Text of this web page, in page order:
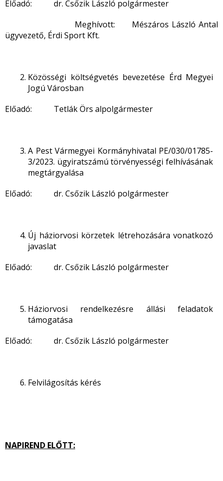
Előadó: dr. Csőzik László polgármester
Meghívott: Mészáros László Antal
ügyvezető, Érdi Sport Kft.
Közösségi költségvetés bevezetése Érd Megyei
Jogú Városban
Előadó: Tetlák Örs alpolgármester
A Pest Vármegyei Kormányhivatal PE/030/01785-
3/2023. ügyiratszámú törvényességi felhívásának
megtárgyalása
Előadó: dr. Csőzik László polgármester
Új háziorvosi körzetek létrehozására vonatkozó
javaslat
Előadó: dr. Csőzik László polgármester
Háziorvosi rendelkezésre állási feladatok
támogatása
Előadó: dr. Csőzik László polgármester
Felvilágosítás kérés
NAPIREND ELŐTT: